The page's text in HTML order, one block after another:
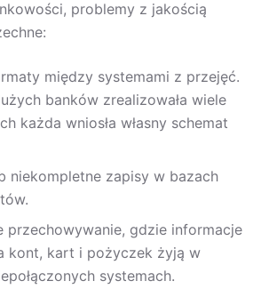
problemy z jakością
między systemami z przejęć.
banków zrealizowała wiele
każda wniosła własny schemat
niekompletne zapisy w bazach
przechowywanie, gdzie informacje
kont, kart i pożyczek żyją w
systemach.